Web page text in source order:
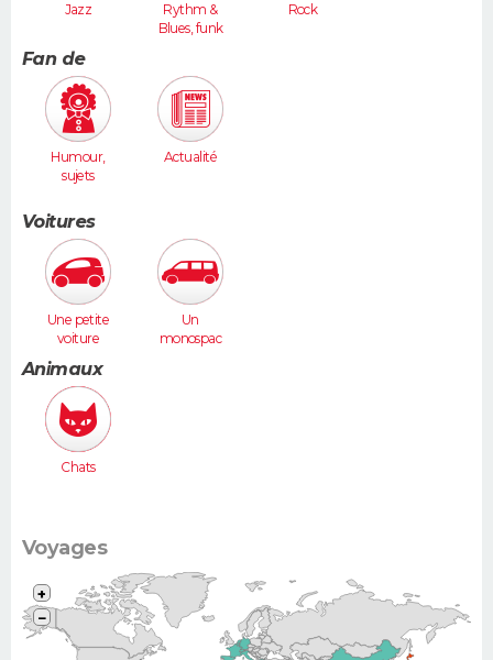
Jazz
Rythm &
Blues, funk
Rock
Fan de
Humour,
sujets
Actualité
Voitures
Une petite
voiture
Clio, 206...)
Un
monospac
Animaux
Chats
Voyages
+
−